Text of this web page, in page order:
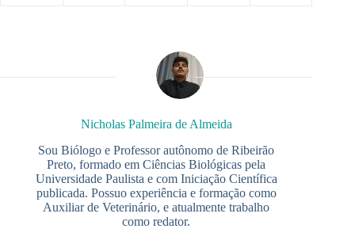
Nicholas Palmeira de Almeida
Sou Biólogo e Professor autônomo de Ribeirão
Preto, formado em Ciências Biológicas pela
Universidade Paulista e com Iniciação Científica
publicada. Possuo experiência e formação como
Auxiliar de Veterinário, e atualmente trabalho
como redator.